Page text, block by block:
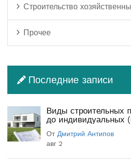
Строительство
Прочее
Последние записи
Виды строительных
до индивидуальных
От Дмитрий Антипов
авг 2